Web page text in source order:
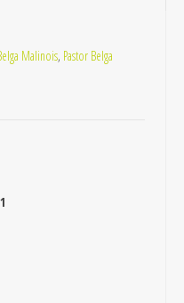
Malinois, Pastor Belga